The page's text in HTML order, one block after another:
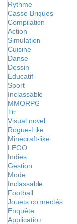
Rythme
Casse Briques
Compilation
Action
Simulation
Cuisine
Danse
Dessin
Educatif
Sport
Inclassable
MMORPG
Tir
Visual novel
Rogue-Like
Minecraft-like
LEGO
Indies
Gestion
Mode
Inclassable
Football
Jouets connectés
Enquête
Application